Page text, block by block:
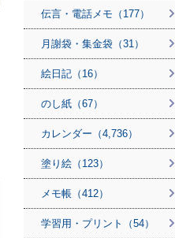
伝言・電話メモ（177）
月謝袋・集金袋（31）
絵日記（16）
のし紙（67）
カレンダー（4,736）
塗り絵（123）
メモ帳（412）
学習用・プリント（54）